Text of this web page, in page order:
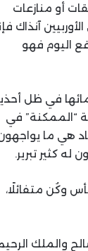
أو منازعات
آنذاك
اليوم فهو
في ظل
“الممكنة” في
هي ما
كثير تبرير.
وكُن متفائلًا،
والملك